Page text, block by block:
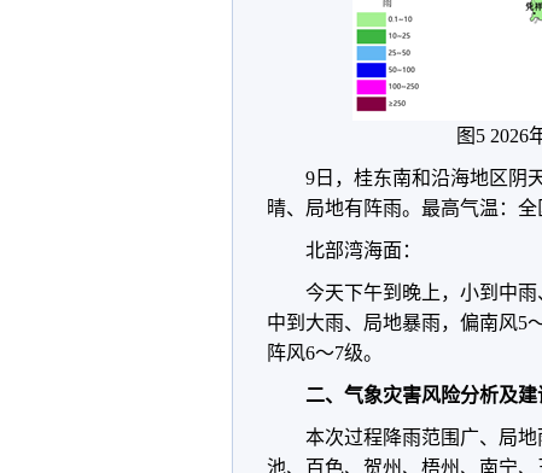
图5 2026
9日，桂东南和沿海地区阴
晴、局地有阵雨。最高气温：全
北部湾海面：
今天下午到晚上，小到中雨
中到大雨、局地暴雨，偏南风5
阵风6～7级。
二、气象灾害风险分析及建
本次过程降雨范围广、局
池、百色、贺州、梧州、南宁